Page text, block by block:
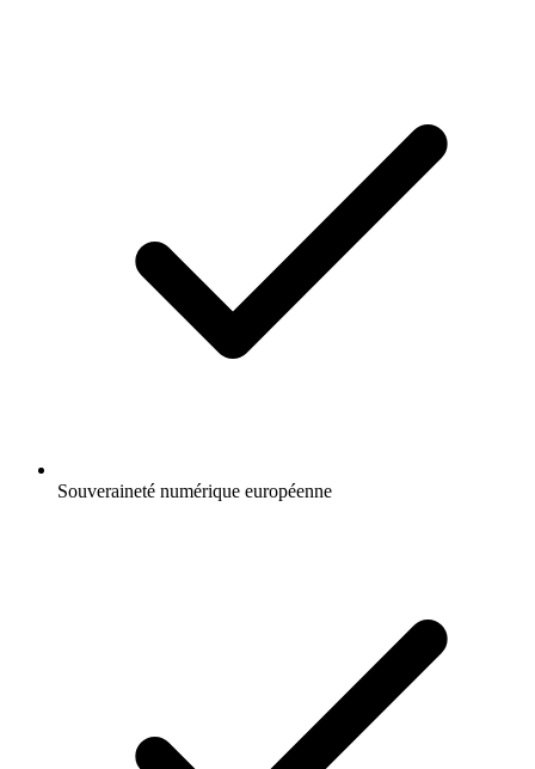
Souveraineté numérique européenne